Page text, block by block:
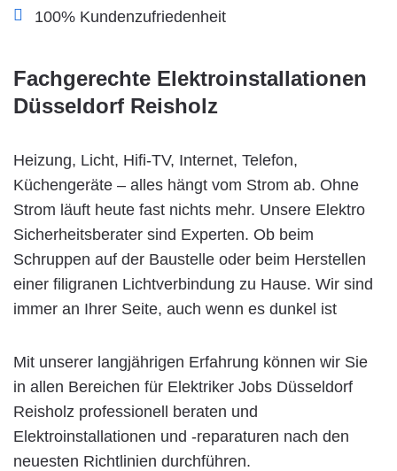
100% Kundenzufriedenheit
Fachgerechte Elektroinstallationen
Düsseldorf Reisholz
Heizung, Licht, Hifi-TV, Internet, Telefon,
Küchengeräte – alles hängt vom Strom ab. Ohne
Strom läuft heute fast nichts mehr. Unsere Elektro
Sicherheitsberater sind Experten. Ob beim
Schruppen auf der Baustelle oder beim Herstellen
einer filigranen Lichtverbindung zu Hause. Wir sind
immer an Ihrer Seite, auch wenn es dunkel ist
Mit unserer langjährigen Erfahrung können wir Sie
in allen Bereichen für Elektriker Jobs Düsseldorf
Reisholz professionell beraten und
Elektroinstallationen und -reparaturen nach den
neuesten Richtlinien durchführen.